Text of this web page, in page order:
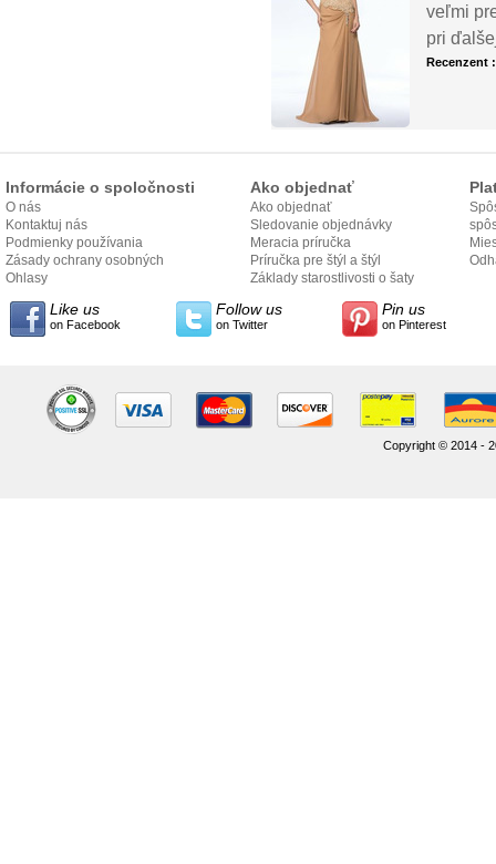
veľmi
pri
Recenzent
Informácie o spoločnosti
O nás
Kontaktuj nás
Podmienky používania
Zásady ochrany osobných
údajov
Ohlasy
Ako objednať
Ako objednať
Sledovanie objednávky
Meracia príručka
Príručka pre štýl a štýl
Základy starostlivosti o šaty
Like us
on Facebook
Follow us
on Twitter
Pin us
on Pinterest
Copyright © 2014 -